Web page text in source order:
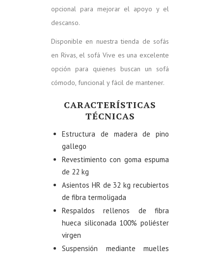
opcional para mejorar el apoyo y el
descanso.
Disponible en nuestra tienda de sofás
en Rivas, el sofá Vive es una excelente
opción para quienes buscan un sofá
cómodo, funcional y fácil de mantener.
CARACTERÍSTICAS
TÉCNICAS
Estructura de madera de pino
gallego
Revestimiento con goma espuma
de 22 kg
Asientos HR de 32 kg recubiertos
de fibra termoligada
Respaldos rellenos de fibra
hueca siliconada 100% poliéster
virgen
Suspensión mediante muelles